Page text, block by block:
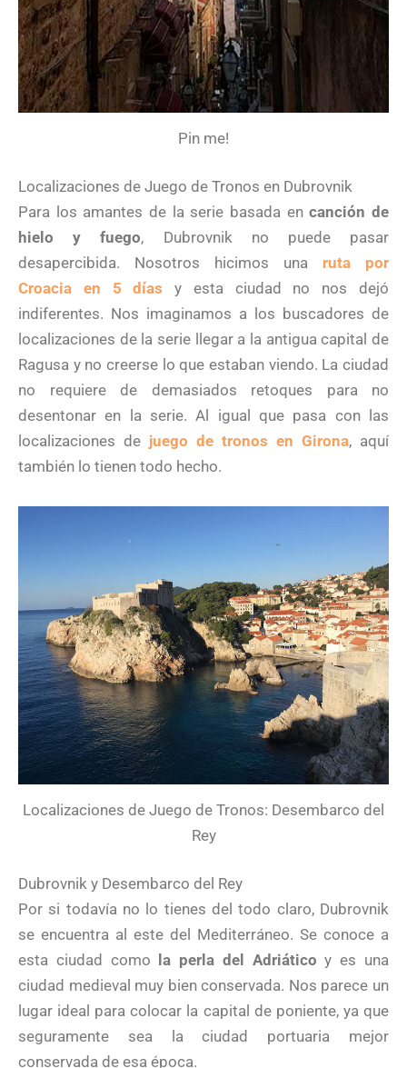
Pin me!
Localizaciones de Juego de Tronos en Dubrovnik
Para los amantes de la serie basada encanción de
hielo y fuego, Dubrovnik no puede pasar
desapercibida. Nosotros hicimos una ruta por
Croacia en 5 días y esta ciudad no nos dejó
indiferentes. Nos imaginamos a los buscadores de
localizaciones de la serie llegar a la antigua capital de
Ragusa y no creerse lo que estaban viendo. La ciudad
no requiere de demasiados retoques para no
desentonar en la serie. Al igual que pasa con las
localizaciones de juego de tronos en Girona, aquí
también lo tienen todo hecho.
Localizaciones de Juego de Tronos: Desembarco del
Rey
Dubrovnik y Desembarco del Rey
Por si todavía no lo tienes del todo claro, Dubrovnik
se encuentra al este del Mediterráneo. Se conoce a
esta ciudad como
la perla del Adriático y es una
ciudad medieval muy bien conservada. Nos parece un
lugar ideal para colocar la capital de poniente, ya que
seguramente sea la ciudad portuaria mejor
conservada de esa época.